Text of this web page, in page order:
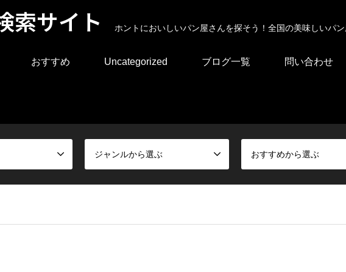
索サイト ホントにおいしいパン屋さんを探そう！全国の美味しいパ
おすすめ Uncategorized ブログ一覧 問い合わせ
ジャンルから選ぶ おすすめから選ぶ